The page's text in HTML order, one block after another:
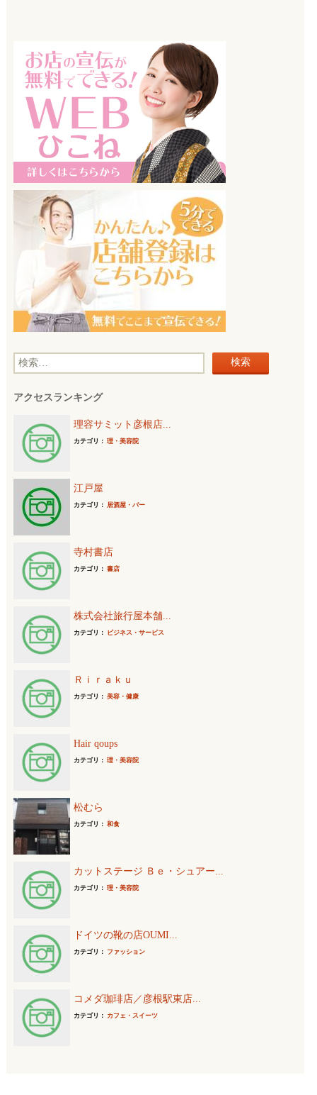
検
:アクセスランキング
理容サミット彦根店...
カテゴリ： 理・美容院
江戸屋
カテゴリ： 居酒屋・バー
寺村書店
カテゴリ： 書店
株式会社旅行屋本舗...
カテゴリ： ビジネス・サービス
Ｒｉｒａｋｕ
カテゴリ： 美容・健康
Hair qoups
カテゴリ： 理・美容院
松むら
カテゴリ： 和食
カットステージ Ｂｅ・シュアー...
カテゴリ： 理・美容院
ドイツの靴の店OUMI...
カテゴリ： ファッション
コメダ珈琲店／彦根駅東店...
カテゴリ： カフェ・スイーツ